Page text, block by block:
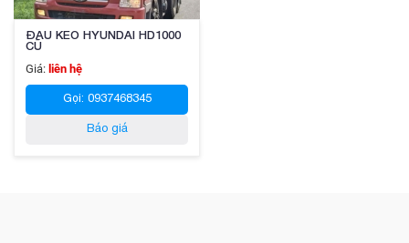
ĐẦU KÉO HYUNDAI HD1000
CŨ
Giá: liên hệ
Gọi: 0937468345
Báo giá